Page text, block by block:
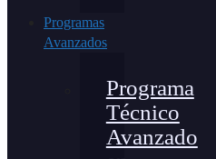
Programas
Avanzados
Programa
Técnico
Avanzado